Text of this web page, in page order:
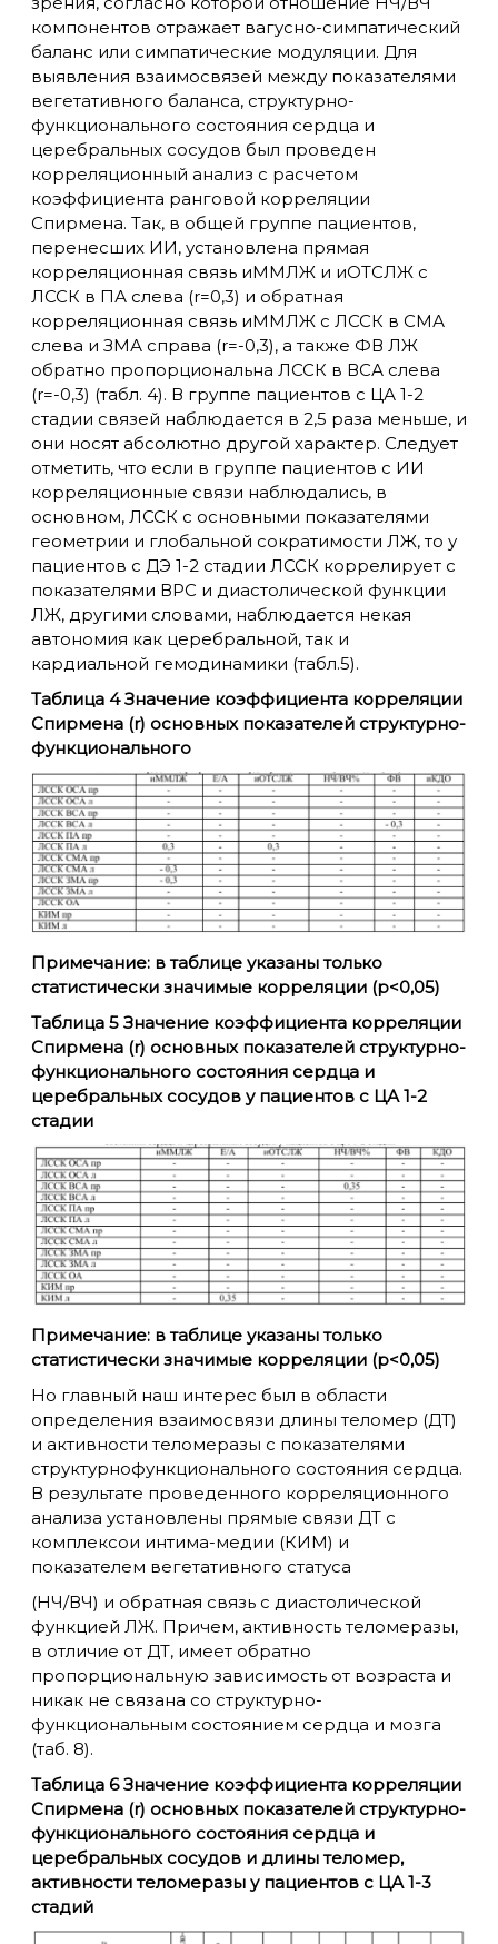
компонентов отражает вагусно-симпатический
баланс или симпатические модуляции. Для
выявления взаимосвязей между показателями
вегетативного баланса, структурно-
функционального состояния сердца и
церебральных сосудов был проведен
корреляционный анализ с расчетом
коэффициента ранговой корреляции
Спирмена. Так, в общей группе пациентов,
перенесших ИИ, установлена прямая
корреляционная связь иММЛЖ и иОТСЛЖ с
ЛССК в ПА слева (r=0,3) и обратная
корреляционная связь иММЛЖ с ЛССК в СМА
слева и ЗМА справа (r=-0,3), а также ФВ ЛЖ
обратно пропорциональна ЛССК в ВСА слева
(r=-0,3) (табл. 4). В группе пациентов с ЦА 1-2
стадии связей наблюдается в 2,5 раза меньше, и
они носят абсолютно другой характер. Следует
отметить, что если в группе пациентов с ИИ
корреляционные связи наблюдались, в
основном, ЛССК с основными показателями
геометрии и глобальной сократимости ЛЖ, то у
пациентов с ДЭ 1-2 стадии ЛССК коррелирует с
показателями ВРС и диастолической функции
ЛЖ, другими словами, наблюдается некая
автономия как церебральной, так и
кардиальной гемодинамики (табл.5).
Таблица 4 Значение коэффициента корреляции
Спирмена (r) основных показателей структурно-
функционального
Примечание: в таблице указаны только
статистически значимые корреляции (p<0,05)
Таблица 5 Значение коэффициента корреляции
Спирмена (r) основных показателей структурно-
функционального состояния сердца и
церебральных сосудов у пациентов с ЦА 1-2
стадии
Примечание: в таблице указаны только
статистически значимые корреляции (p<0,05)
Но главный наш интерес был в области
определения взаимосвязи длины теломер (ДТ)
и активности теломеразы с показателями
структурнофункционального состояния сердца.
В результате проведенного корреляционного
анализа установлены прямые связи ДТ с
комплексои интима-медии (КИМ) и
показателем вегетативного статуса
(НЧ/ВЧ) и обратная связь с диастолической
функцией ЛЖ. Причем, активность теломеразы,
в отличие от ДТ, имеет обратно
пропорциональную зависимость от возраста и
никак не связана со структурно-
функциональным состоянием сердца и мозга
(таб. 8).
Таблица 6 Значение коэффициента корреляции
Спирмена (r) основных показателей структурно-
функционального состояния сердца и
церебральных сосудов и длины теломер,
активности теломеразы у пациентов с ЦА 1-3
стадий